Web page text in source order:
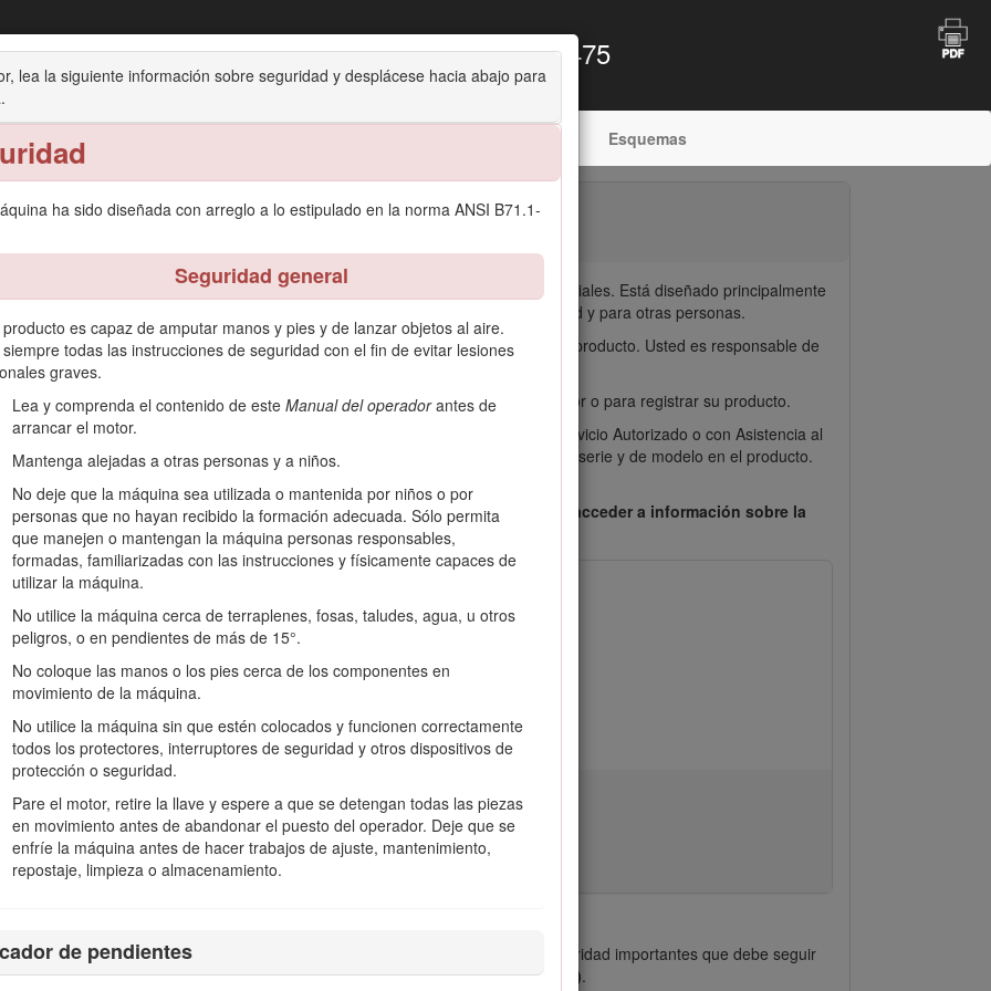
lea la siguiente información sobre seguridad y desplácese hacia abajo para
ha sido diseñada con arreglo a lo estipulado en la norma ANSI B71.1-
Seguridad general
producto es capaz de amputar manos y pies y de lanzar objetos al aire.
todas las instrucciones de seguridad con el fin de evitar lesiones
graves.
Lea y comprenda el contenido de este Manual del operadorantes de
arrancar el motor.
Mantenga alejadas a otras personas y a niños.
No deje que la máquina sea utilizada o mantenida por niños o por
personas que no hayan recibido la formación adecuada. Sólo permita
que manejen o mantengan la máquina personas responsables,
formadas, familiarizadas con las instrucciones y físicamente capaces de
utilizar la máquina.
No utilice la máquina cerca de terraplenes, fosas, taludes, agua, u otros
peligros, o en pendientes de más de 15°.
No coloque las manos o los pies cerca de los componentes en
movimiento de la máquina.
No utilice la máquina sin que estén colocados y funcionen correctamente
todos los protectores, interruptores de seguridad y otros dispositivos de
protección o seguridad.
Pare el motor, retire la llave y espere a que se detengan todas las piezas
en movimiento antes de abandonar el puesto del operador. Deje que se
enfríe la máquina antes de hacer trabajos de ajuste, mantenimiento,
repostaje, limpieza o almacenamiento.
de pendientes
de asiento TimeCutter® MX 4275, 5075 o 5475
Mantenimiento Esquemas
está diseñado para ser usado por usuarios domésticos en aplicaciones residenciales. Está diseñado principalmente
producto para otros propósitos que los previstos podría ser peligroso para usted y para otras personas.
y mantener correctamente su producto, y para evitar lesiones y daños al producto. Usted es responsable de
y seguridad o información sobre accesorios, para localizar un distribuidor o para registrar su producto.
Toro o información adicional, póngase en contacto con un Distribuidor de Servicio Autorizado o con Asistencia al
y serie de su producto. La Figura1 identifica la ubicación de los números de serie y de modelo en el producto.
el código QR de la pegatina del número de serie (en su caso) para acceder a información sobre la
el producto.
Debajo del asiento
de serie
serie de su producto:
tanto en este manual como en la máquina para identificar mensajes de seguridad importantes que debe seguir
a la palabraDanger (Peligro),Warning (Advertencia)oCaution (Cuidado).